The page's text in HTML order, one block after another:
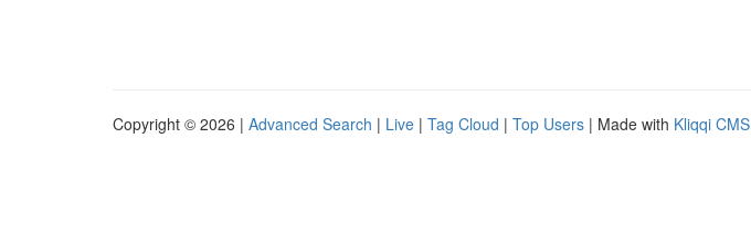
Copyright © 2026 | Advanced Search | Live | Tag Cloud | Top Users | Made with Kliqqi CMS